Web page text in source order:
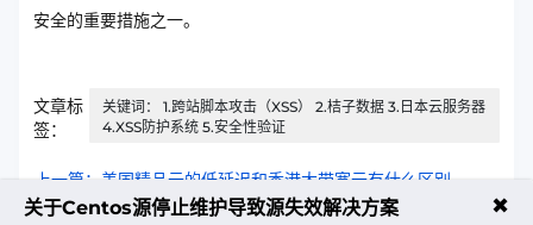
安全的重要措施之一。
文章标
签：
关键词： 1.跨站脚本攻击（XSS） 2.桔子数据 3.日本云服务器
4.XSS防护系统 5.安全性验证
上一篇：美国精品云的低延迟和香港大带宽云有什么区别
关于Centos源停止维护导致源失效解决方案 ✖